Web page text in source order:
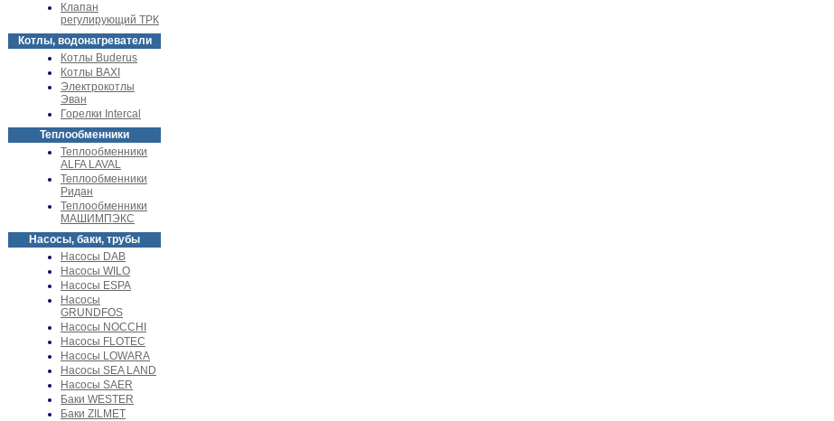
Клапан
регулирующий ТРК
Котлы, водонагреватели
Котлы Buderus
Котлы BAXI
Электрокотлы
Эван
Горелки Intercal
Теплообменники
Теплообменники
ALFA LAVAL
Теплообменники
Ридан
Теплообменники
МАШИМПЭКС
Насосы, баки, трубы
Насосы DAB
Насосы WILO
Насосы ESPA
Насосы
GRUNDFOS
Насосы NOCCHI
Насосы FLOTEC
Насосы LOWARA
Насосы SEA LAND
Насосы SAER
Баки WESTER
Баки ZILMET